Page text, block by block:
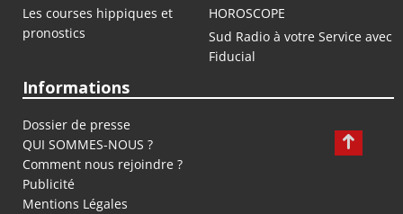
Les courses hippiques et
pronostics
HOROSCOPE
Sud Radio à votre Service avec
Fiducial
Informations
Dossier de presse
QUI SOMMES-NOUS ?
Comment nous rejoindre ?
Publicité
Mentions Légales